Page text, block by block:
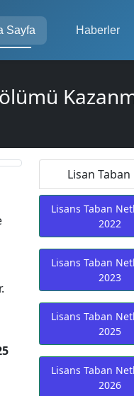
Sayfa Haberler
Lisan
Lisans Taban
2022
Lisans Taban
2023
Lisans Taban
2025
Lisans Taban
2026